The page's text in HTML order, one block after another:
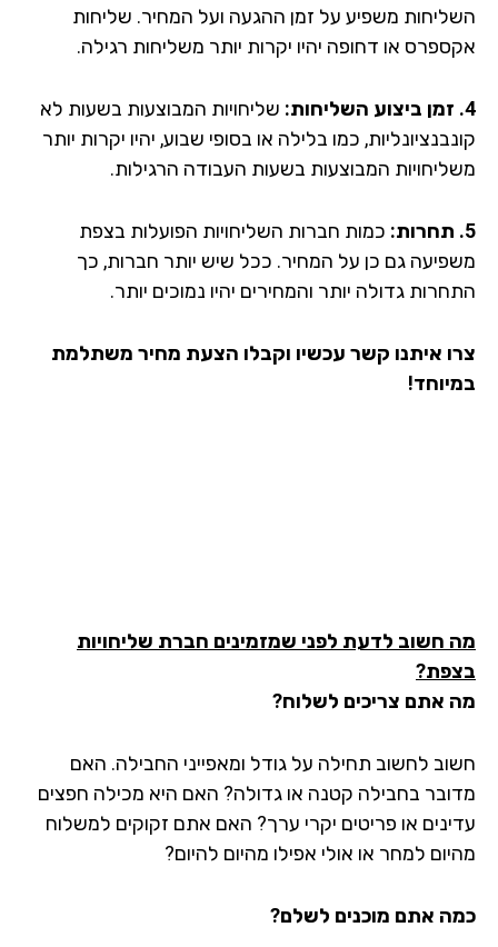
משפיע על זמן ההגעה ועל המחיר. שליחות
או דחופה יהיו יקרות יותר משליחות רגילה.
שליחויות המבוצעות בשעות לא
כמו בלילה או בסופי שבוע, יהיו יקרות יותר
המבוצעות בשעות העבודה הרגילות.
כמות חברות השליחויות הפועלות בצפת
גם כן על המחיר. ככל שיש יותר חברות, כך
גדולה יותר והמחירים יהיו נמוכים יותר.
איתנו קשר עכשיו וקבלו הצעת מחיר משתלמת
חשוב לדעת לפני שמזמינים חברת שליחויות
אתם צריכים לשלוח?
לחשוב תחילה על גודל ומאפייני החבילה. האם
בחבילה קטנה או גדולה? האם היא מכילה חפצים
או פריטים יקרי ערך? האם אתם זקוקים למשלוח
למחר או אולי אפילו מהיום להיום?
אתם מוכנים לשלם?